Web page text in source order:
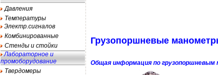
Давления
Температуры
Электр.сигналов
Комбинированные
Стенды и стойки
Лабораторное и
промоборудование
Твердомеры
Грузопоршневые
Общая информация по